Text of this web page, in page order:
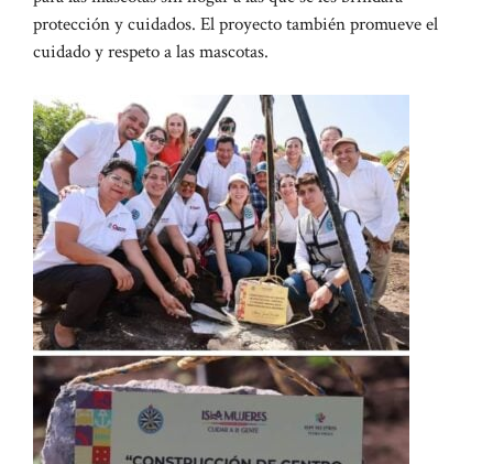
protección y cuidados. El proyecto también promueve el
cuidado y respeto a las mascotas.